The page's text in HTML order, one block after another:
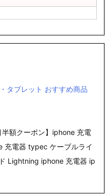
タブレット おすすめ商品
半額クーポン】iphone 充電
充電器 typec ケーブルライ
Lightning iphone 充電器 ip